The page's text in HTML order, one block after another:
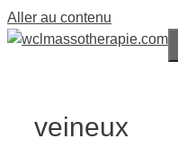
Aller au contenu
veineux